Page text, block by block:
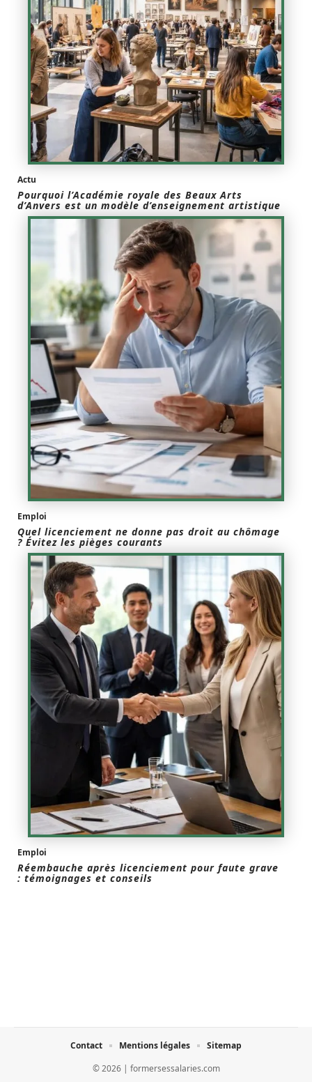
Actu
Pourquoi l’Académie royale des Beaux Arts
d’Anvers est un modèle d’enseignement artistique
Emploi
Quel licenciement ne donne pas droit au chômage
? Évitez les pièges courants
Emploi
Réembauche après licenciement pour faute grave
: témoignages et conseils
© 2026 | formersessalaries.com
Contact Mentions légales Sitemap